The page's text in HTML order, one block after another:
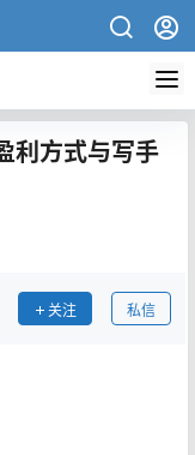
利方式与写手
关注 私信